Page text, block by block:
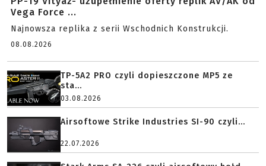
Vega Force ...
Najnowsza replika z serii Wschodnich Konstrukcji.
08.08.2026
TP-5A2 PRO czyli dopieszczone MP5 ze
sta...
03.08.2026
Airsoftowe Strike Industries SI-90 czyli...
22.07.2026